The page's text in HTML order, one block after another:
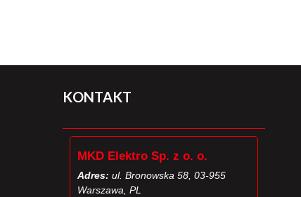
KONTAKT
MKD Elektro Sp. z o. o.
Adres: ul. Bronowska 58, 03-955
Warszawa, PL